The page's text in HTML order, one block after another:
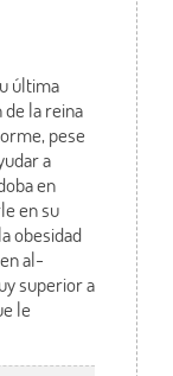
última
la reina
pese
a
en
en su
obesidad
al-
superior a
le